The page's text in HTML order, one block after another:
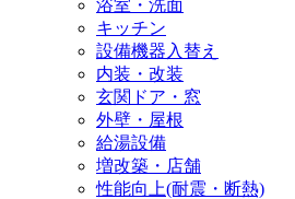
浴室・洗面
キッチン
設備機器入替え
内装・改装
玄関ドア・窓
外壁・屋根
給湯設備
増改築・店舗
性能向上(耐震・断熱)